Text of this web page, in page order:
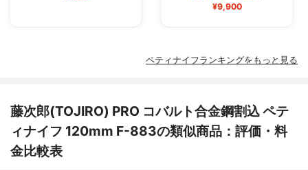
¥9,900
ペティナイフランキングをもっと見る
藤次郎(TOJIRO) PRO コバルト合金鋼割込 ペテ
ィナイフ 120mm F-883の類似商品：評価・料
金比較表